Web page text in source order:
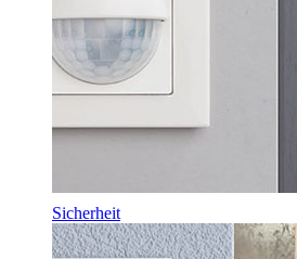
Sicherheit